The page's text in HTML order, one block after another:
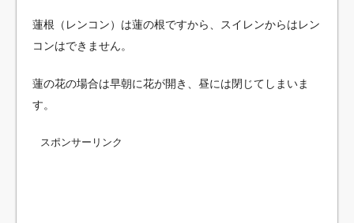
蓮根（レンコン）は蓮の根ですから、スイレンからはレン
コンはできません。
蓮の花の場合は早朝に花が開き、昼には閉じてしまいま
す。
スポンサーリンク